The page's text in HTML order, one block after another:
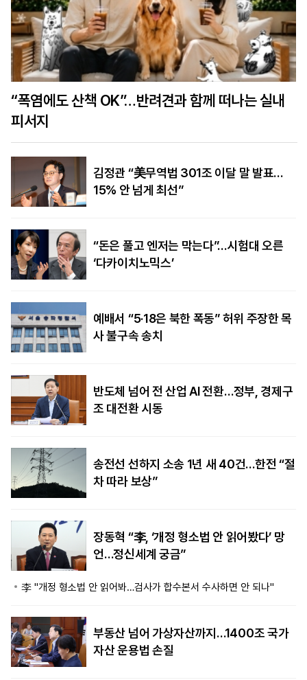
“폭염에도 산책 OK”…반려견과 함께 떠나는 실내
피서지
김정관 “美무역법 301조 이달 말 발표…
15% 안 넘게 최선”
“돈은 풀고 엔저는 막는다”…시험대 오른
‘다카이치노믹스’
예배서 “5·18은 북한 폭동” 허위 주장한 목
사 불구속 송치
반도체 넘어 전 산업 AI 전환…정부, 경제구
조 대전환 시동
송전선 선하지 소송 1년 새 40건…한전 “절
차 따라 보상”
장동혁 “李, ‘개정 형소법 안 읽어봤다’ 망
언…정신세계 궁금”
李 "개정 형소법 안 읽어봐…검사가 합수본서 수사하면 안 되나"
부동산 넘어 가상자산까지…1400조 국가
자산 운용법 손질